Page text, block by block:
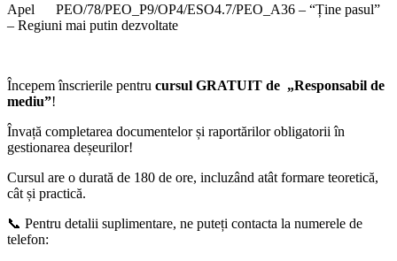
Apel PEO/78/PEO_P9/OP4/ESO4.7/PEO_A36 – “Ține pasul”
– Regiuni mai putin dezvoltate
Începem înscrierile pentru cursul GRATUIT de „Responsabil de
mediu”!
Învață completarea documentelor și raportărilor obligatorii în
gestionarea deșeurilor!
Cursul are o durată de 180 de ore, incluzând atât formare teoretică,
cât și practică.
📞 Pentru detalii suplimentare, ne puteți contacta la numerele de
telefon: